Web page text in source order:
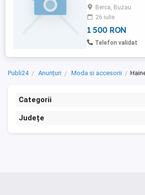
de marime medie,
amandoua
Berca, Buzau
26 iulie
1 500 RON
Telefon validat
Publi24 Anunțuri Moda si accesorii
Categorii
Județe